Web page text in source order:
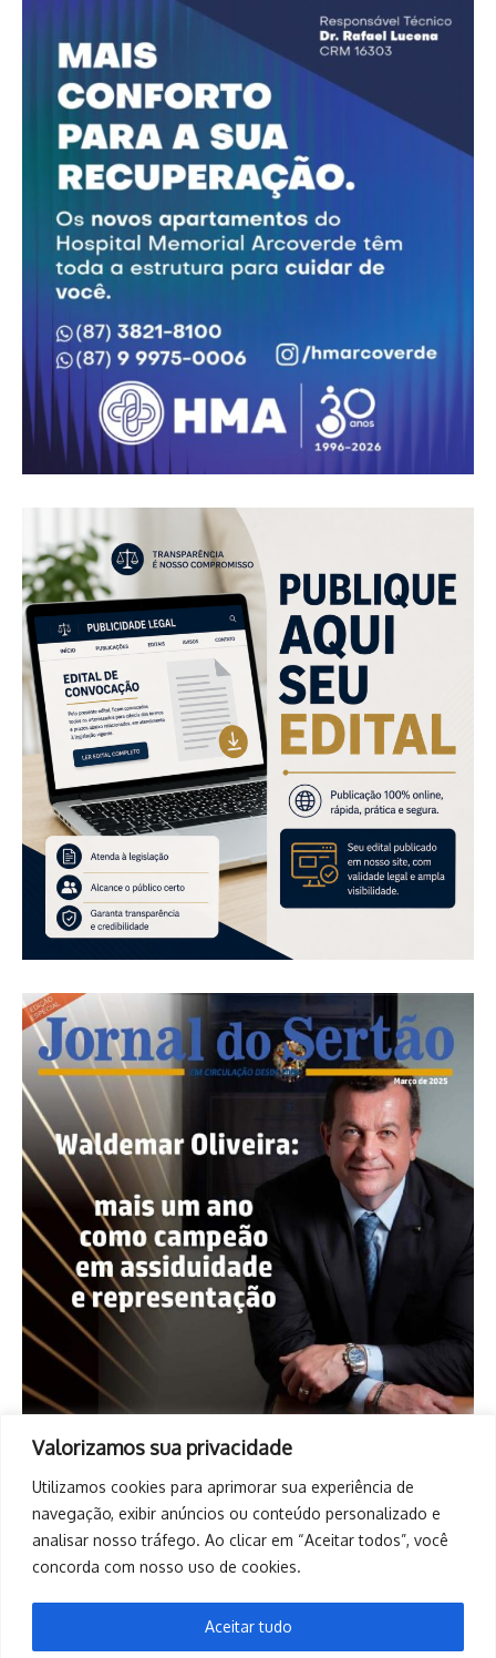
Valorizamos sua privacidade
Utilizamos cookies para aprimorar sua experiência de
navegação, exibir anúncios ou conteúdo personalizado e
analisar nosso tráfego. Ao clicar em “Aceitar todos”, você
concorda com nosso uso de cookies.
Aceitar tudo